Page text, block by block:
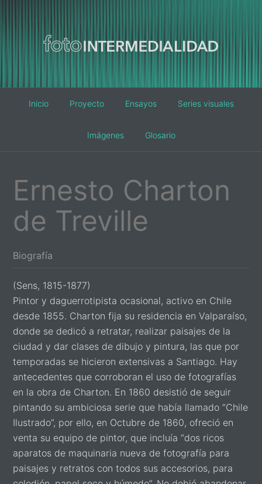
Main
Inicio Proyecto Ensayos Series visuales
Imágenes Glosario
Ernesto Charton
de Treville
Biografía
(Sens, 1815-1877)
Pintor y daguerrotipista ocasional, activo en Chile
desde 1855. Charton fija su residencia en Valparaíso,
donde se dedicó a retratar, realizar paisajes de la
ciudad y dar clases de dibujo y pintura, las que por
temporadas se hicieron extensivas a Santiago. Hay
antecedentes que corroboran el uso de fotografías
en la obra de Charton. En 1860 desistió de seguir
pintando su ambiciosa serie que había llamado “Chile
Ilustrado”, por ello, en Octubre de 1860, ofreció en
venta su equipo de pintor, que incluía “dos ricos
aparatos de maquinaria nueva de fotografía para
paisajes y retratos con todos sus accesorios, para